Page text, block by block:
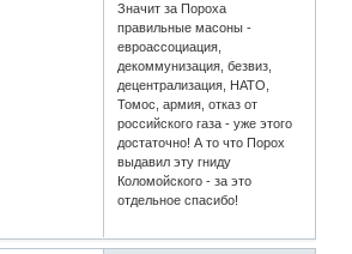
Значит за Пороха
правильные масоны -
евроассоциация,
декоммунизация, безвиз,
децентрализация, НАТО,
Томос, армия, отказ от
российского газа - уже этого
достаточно! А то что Порох
выдавил эту гниду
Коломойского - за это
отдельное спасибо!